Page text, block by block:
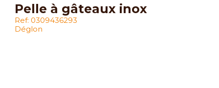
pelle à gâteaux inox
Ref: 0309436293
Déglon